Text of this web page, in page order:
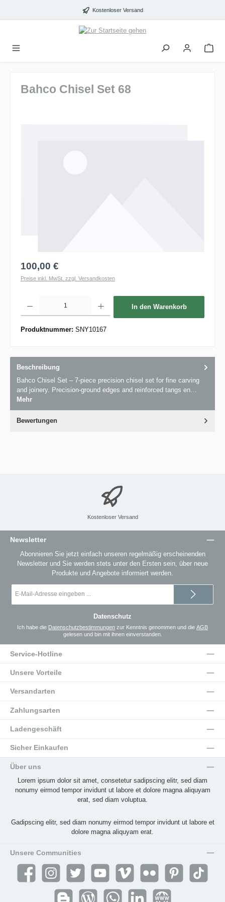
Kostenloser Versand
Bahco Chisel Set 68
100,00 €
Preise inkl. MwSt. zzgl. Versandkosten
In den Warenkorb
Produktnummer: SNY10167
Beschreibung
Bahco Chisel Set – 7-piece precision chisel set for fine carving
and joinery. Precision-ground edges and reinforced tangs en…
Mehr
Bewertungen
Kostenloser Versand
Newsletter
Abonnieren Sie jetzt einfach unseren regelmäßig erscheinenden
Newsletter und Sie werden stets unter den Ersten sein, über neue
Produkte und Angebote informiert werden.
Mail-
Datenschutz
Ich habe die Datenschutzbestimmungen zur Kenntnis genommen und die AGB
gelesen und bin mit ihnen einverstanden.
Service-Hotline
Unsere Vorteile
Versandarten
Zahlungsarten
Ladengeschäft
Sicher Einkaufen
Über uns
Lorem ipsum dolor sit amet, consetetur sadipscing elitr, sed diam
nonumy eirmod tempor invidunt ut labore et dolore magna aliquyam
erat, sed diam voluptua.
Gadipscing elitr, sed diam nonumy eirmod tempor invidunt ut labore et
dolore magna aliquyam erat.
Unsere Communities
Facebook Instagram Twitter YouTube Vimeo Flickr Pinterest TikTok